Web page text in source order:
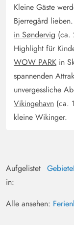
Kleine Gäste
Bjerregård
in Søndervig (ca.
Highlight für
WOW PARK in
spannenden
unvergessliche
Vikingehavn (ca.
kleine Wikinger.
Aufgelistet
in:
Gebiete
Alle ansehen: